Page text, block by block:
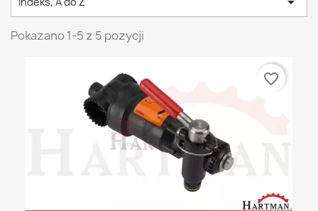
Pokazano 1-5 z 5 pozycji
favorite_border